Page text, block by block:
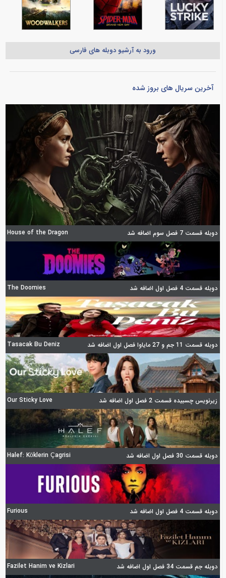
ورود به آرشیو دوبله های فارسی
آخرین سریال های بروز شده
دوبله قسمت 7 فصل سوم اضافه شد House of the Dragon
دوبله قسمت 4 فصل اول اضافه شد The Doomies
دوبله قسمت 11 جم و 27 مایاوا فصل اول اضافه شد Tasacak Bu Deniz
زیرنویس چسبیده قسمت 2 فصل اول اضافه شد Our Sticky Love
دوبله قسمت 30 فصل اول اضافه شد Halef: Köklerin Çagrisi
دوبله قسمت 4 فصل اول اضافه شد Furious
دوبله جم قسمت 34 فصل اول اضافه شد Fazilet Hanim ve Kizlari